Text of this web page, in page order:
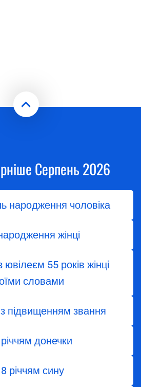
Серпень 2026
народження чоловіка
жінці
ювілеєм 55 років жінці
словами
підвищенням звання
донечки
річчям сину